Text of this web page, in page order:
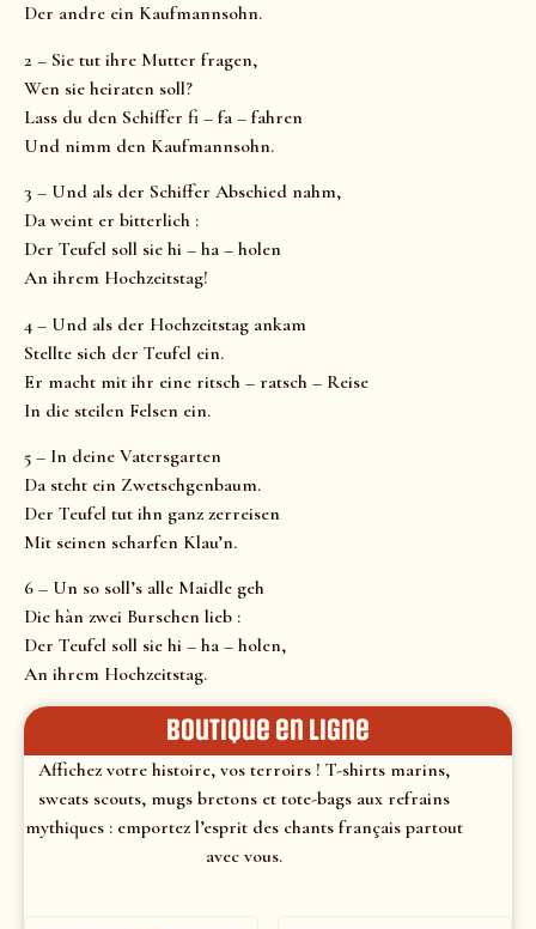
Der andre ein Kaufmannsohn.
2 – Sie tut ihre Mutter fragen,
Wen sie heiraten soll?
Lass du den Schiffer fi – fa – fahren
Und nimm den Kaufmannsohn.
3 – Und als der Schiffer Abschied nahm,
Da weint er bitterlich :
Der Teufel soll sie hi – ha – holen
An ihrem Hochzeitstag!
4 – Und als der Hochzeitstag ankam
Stellte sich der Teufel ein.
Er macht mit ihr eine ritsch – ratsch – Reise
In die steilen Felsen ein.
5 – In deine Vatersgarten
Da steht ein Zwetschgenbaum.
Der Teufel tut ihn ganz zerreisen
Mit seinen scharfen Klau’n.
6 – Un so soll’s alle Maidle geh
Die hàn zwei Burschen lieb :
Der Teufel soll sie hi – ha – holen,
An ihrem Hochzeitstag.
Boutique en ligne
Affichez votre histoire, vos terroirs ! T-shirts marins,
sweats scouts, mugs bretons et tote-bags aux refrains
mythiques : emportez l’esprit des chants français partout
avec vous.